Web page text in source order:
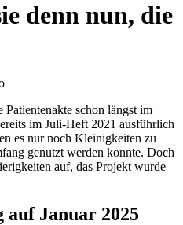
denn nun, die
schon längst im
im Juli-Heft 2021 ausführlich
es nur noch Kleinigkeiten zu
genutzt werden konnte. Doch
auf, das Projekt wurde
auf Januar 2025